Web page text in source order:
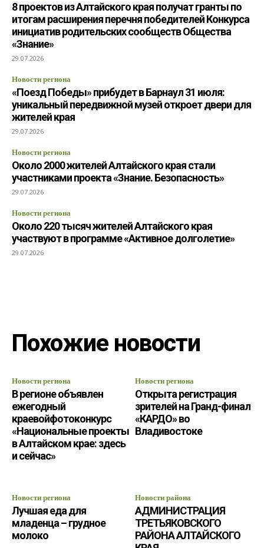
8 проектов из Алтайского края получат гранты по
итогам расширения перечня победителей Конкурса
инициатив родительских сообществ Общества
«Знание»
29.07.2026
Новости региона
«Поезд Победы» прибудет в Барнаул 31 июля:
уникальный передвижной музей откроет двери для
жителей края
29.07.2026
Новости региона
Около 2000 жителей Алтайского края стали
участниками проекта «Знание. Безопасность»
29.07.2026
Новости региона
Около 220 тысяч жителей Алтайского края
участвуют в программе «Активное долголетие»
29.07.2026
Похожие новости
Новости региона
В регионе объявлен
ежегодный
краевойфотоконкурс
«Национальные проекты
в Алтайском крае: здесь
и сейчас»
Новости региона
Открыта регистрация
зрителей на Гранд-финал
«КАРДО» во
Владивостоке
Новости региона
Лучшая еда для
младенца – грудное
молоко
Новости района
АДМИНИСТРАЦИЯ
ТРЕТЬЯКОВСКОГО
РАЙОНА АЛТАЙСКОГО